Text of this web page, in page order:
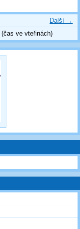
Další →
(čas ve vteřinách)